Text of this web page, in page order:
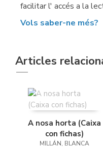
facilitar l' accés a la
Vols saber-ne més?
Articles
A nosa horta (Caixa
con fichas)
MILLÁN, BLANCA